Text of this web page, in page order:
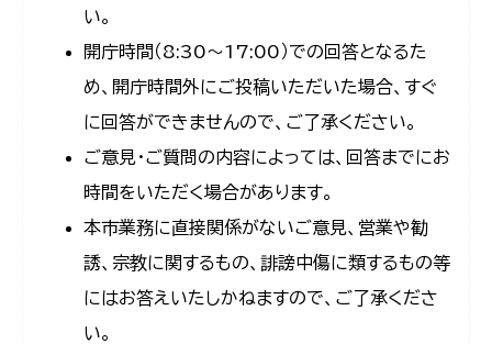
い。
開庁時間（8:30〜17:00）での回答となるた
め、開庁時間外にご投稿いただいた場合、すぐ
に回答ができませんので、ご了承ください。
ご意見・ご質問の内容によっては、回答までにお
時間をいただく場合があります。
本市業務に直接関係がないご意見、営業や勧
誘、宗教に関するもの、誹謗中傷に類するもの等
にはお答えいたしかねますので、ご了承くださ
い。